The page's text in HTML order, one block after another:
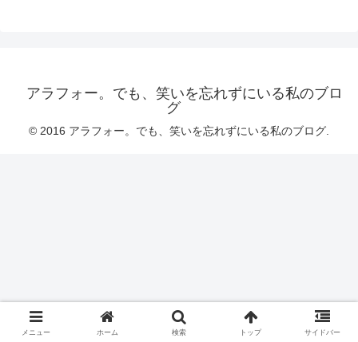
アラフォー。でも、笑いを忘れずにいる私のブロ
グ
© 2016 アラフォー。でも、笑いを忘れずにいる私のブログ.
メニュー ホーム 検索 トップ サイドバー